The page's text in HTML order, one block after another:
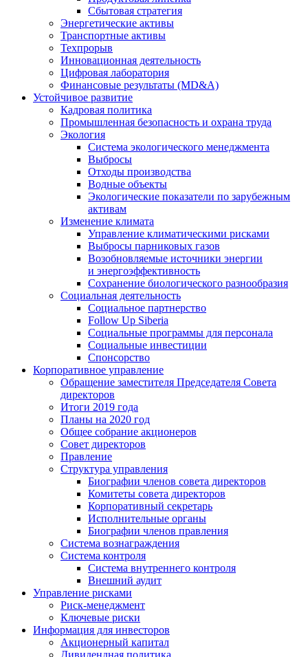
Сбытовая стратегия
Энергетические активы
Транспортные активы
Техпрорыв
Инновационная деятельность
Цифровая лаборатория
Финансовые результаты (MD&A)
Устойчивое развитие
Кадровая политика
Промышленная безопасность и охрана труда
Экология
Система экологического менеджмента
Выбросы
Отходы производства
Водные объекты
Экологические показатели по зарубежным
активам
Изменение климата
Управление климатическими рисками
Выбросы парниковых газов
Возобновляемые источники энергии
и энергоэффективность
Сохранение биологического разнообразия
Социальная деятельность
Социальное партнерство
Follow Up Siberia
Социальные программы для персонала
Социальные инвестиции
Спонсорство
Корпоративное управление
Обращение заместителя Председателя Совета
директоров
Итоги 2019 года
Планы на 2020 год
Общее собрание акционеров
Совет директоров
Правление
Структура управления
Биографии членов совета директоров
Комитеты совета директоров
Корпоративный секретарь
Исполнительные органы
Биографии членов правления
Система вознаграждения
Система контроля
Система внутреннего контроля
Внешний аудит
Управление рисками
Риск-менеджмент
Ключевые риски
Информация для инвесторов
Акционерный капитал
Дивидендная политика